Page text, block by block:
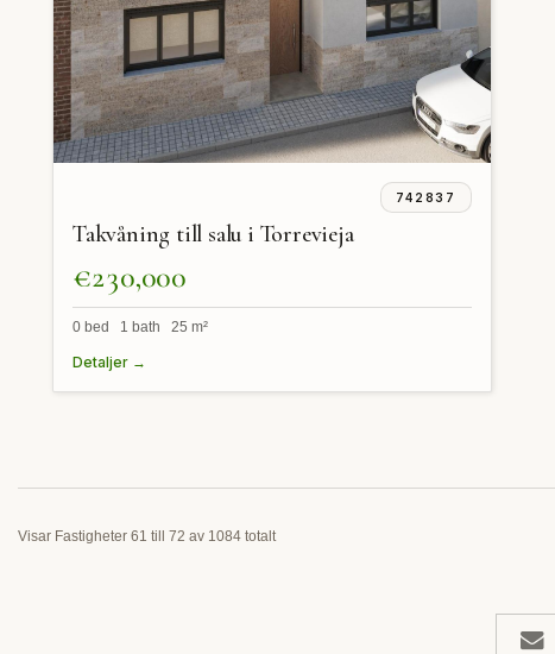
742837
Takvåning till salu i Torrevieja
€230,000
0 bed 1 bath 25 m²
Detaljer →
Visar Fastigheter 61 till 72 av 1084 totalt